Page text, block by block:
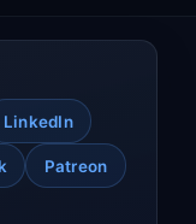
LinkedIn
Patreon